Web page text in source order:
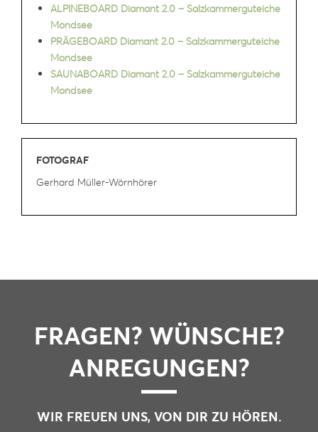
ALPINEBOARD Diamant 2.0 – Salzkammerguteiche
Mondsee
PRÄGEBOARD Diamant 2.0 – Salzkammerguteiche
Mondsee
SAUNABOARD Diamant 2.0 – Salzkammerguteiche
Mondsee
FOTOGRAF
Gerhard Müller-Wörnhörer
FRAGEN? WÜNSCHE?
ANREGUNGEN?
WIR FREUEN UNS, VON DIR ZU HÖREN.